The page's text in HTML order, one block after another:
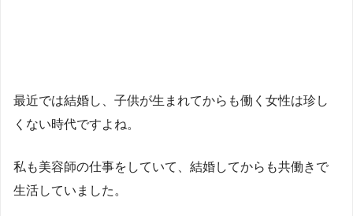
最近では結婚し、子供が生まれてからも働く女性は珍し
くない時代ですよね。
私も美容師の仕事をしていて、結婚してからも共働きで
生活していました。